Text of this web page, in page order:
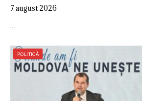
7 august 2026
…
POLITICĂ